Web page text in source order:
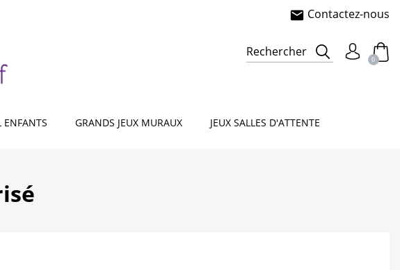
sensorielle
ENFANTS GRANDS JEUX MURAUX JEUX SALLES D'ATTENTE
mail Contactez-nous
Rechercher
0